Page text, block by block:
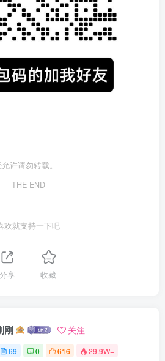
许请勿转载。
THE END
欢就支持一下吧
分享 收藏
刚 关注
69 0 616 29.9W+